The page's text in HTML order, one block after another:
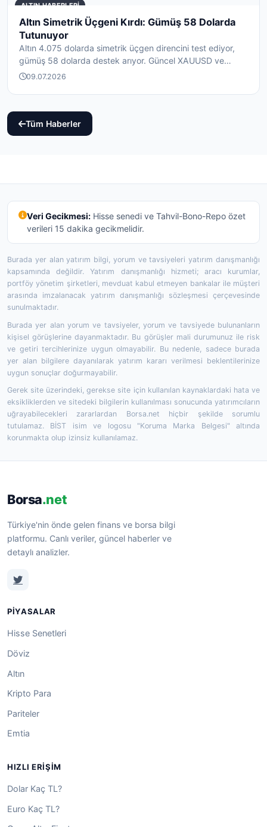
ALTIN HABERLERI
Altın Simetrik Üçgeni Kırdı: Gümüş 58 Dolarda
Tutunuyor
Altın 4.075 dolarda simetrik üçgen direncini test ediyor,
gümüş 58 dolarda destek arıyor. Güncel XAUUSD ve
XAG...
09.07.2026
Tüm Haberler
Veri Gecikmesi:Hisse senedi ve Tahvil-Bono-Repo özet
verileri 15 dakika gecikmelidir.
Burada yer alan yatırım bilgi, yorum ve tavsiyeleri yatırım danışmanlığı
kapsamında değildir. Yatırım danışmanlığı hizmeti; aracı kurumlar,
portföy yönetim şirketleri, mevduat kabul etmeyen bankalar ile müşteri
arasında imzalanacak yatırım danışmanlığı sözleşmesi çerçevesinde
sunulmaktadır.
Burada yer alan yorum ve tavsiyeler, yorum ve tavsiyede bulunanların
kişisel görüşlerine dayanmaktadır. Bu görüşler mali durumunuz ile risk
ve getiri tercihlerinize uygun olmayabilir. Bu nedenle, sadece burada
yer alan bilgilere dayanılarak yatırım kararı verilmesi beklentilerinize
uygun sonuçlar doğurmayabilir.
Gerek site üzerindeki, gerekse site için kullanılan kaynaklardaki hata ve
eksikliklerden ve sitedeki bilgilerin kullanılması sonucunda yatırımcıların
uğrayabilecekleri zararlardan Borsa.net hiçbir şekilde sorumlu
tutulamaz. BİST isim ve logosu "Koruma Marka Belgesi" altında
korunmakta olup izinsiz kullanılamaz.
Borsa.net
Türkiye'nin önde gelen finans ve borsa bilgi
platformu. Canlı veriler, güncel haberler ve
detaylı analizler.
PIYASALAR
Hisse Senetleri
Döviz
Altın
Kripto Para
Pariteler
Emtia
HIZLI ERIŞIM
Dolar Kaç TL?
Euro Kaç TL?